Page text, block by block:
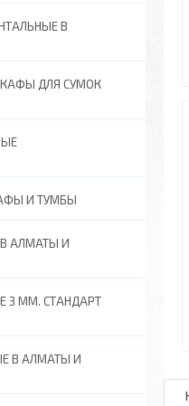
В
ДЛЯ СУМОК
И ТУМБЫ
АЛМАТЫ И
3 ММ. СТАНДАРТ
В АЛМАТЫ И